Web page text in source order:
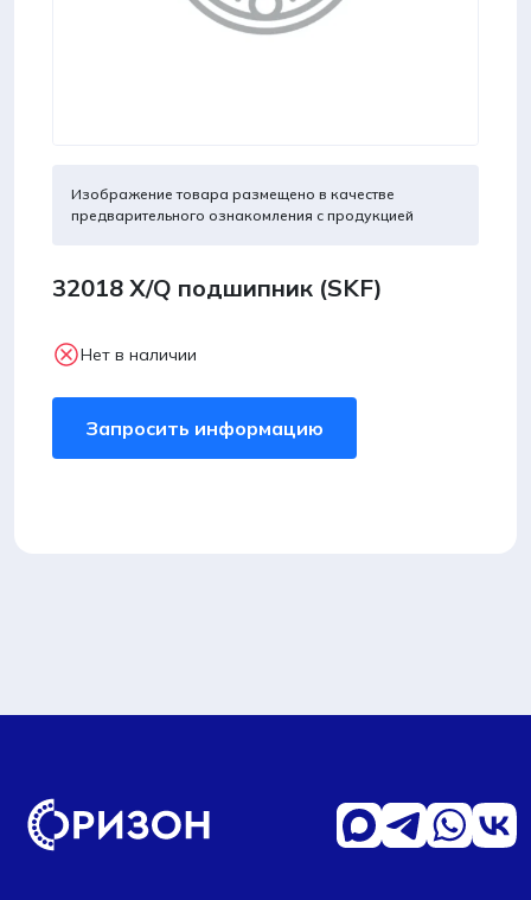
Изображение товара размещено в качестве
предварительного ознакомления с продукцией
32018 X/Q подшипник (SKF)
Нет в наличии
Запросить информацию